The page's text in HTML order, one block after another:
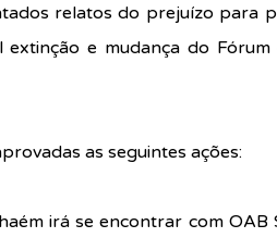
relatos do prejuízo para
extinção e mudança do
as seguintes ações:
irá se encontrar com